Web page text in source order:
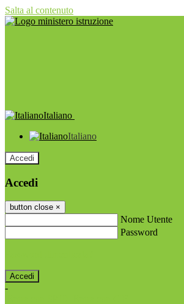
Salta al contenuto
Italiano
Italiano
Accedi
Accedi
button close ×
Nome Utente
Password
-